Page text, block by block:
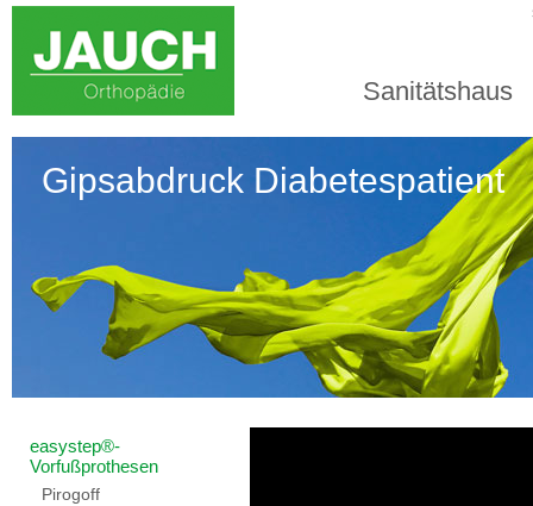
Sanitätshaus
Gipsabdruck Diabetespatient
easystep®-
Vorfußprothesen
Pirogoff